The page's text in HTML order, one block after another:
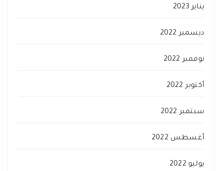
يناير 2023
ديسمبر 2022
نوفمبر 2022
أكتوبر 2022
سبتمبر 2022
أغسطس 2022
يوليو 2022